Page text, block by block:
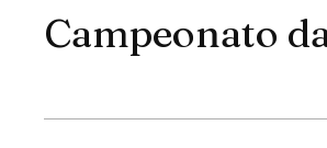
Campeonato